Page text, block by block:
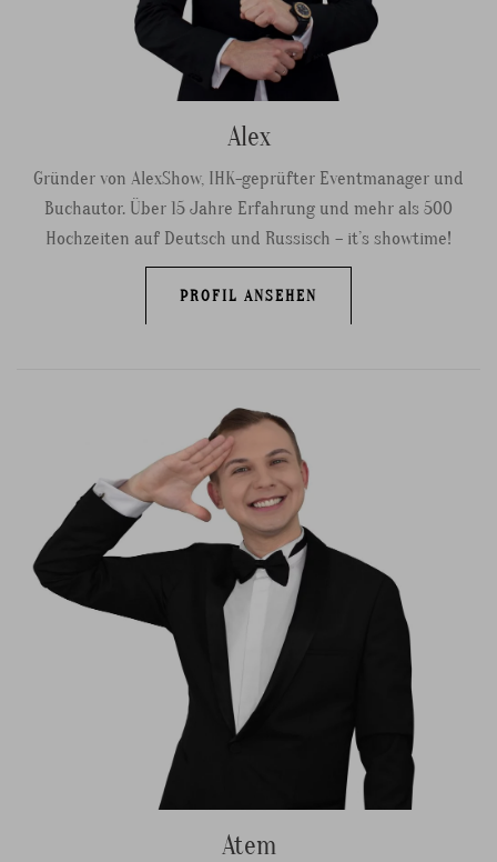
Alex
Gründer von AlexShow, IHK-geprüfter Eventmanager und
Buchautor. Über 15 Jahre Erfahrung und mehr als 500
Hochzeiten auf Deutsch und Russisch – it’s showtime!
PROFIL ANSEHEN
Atem